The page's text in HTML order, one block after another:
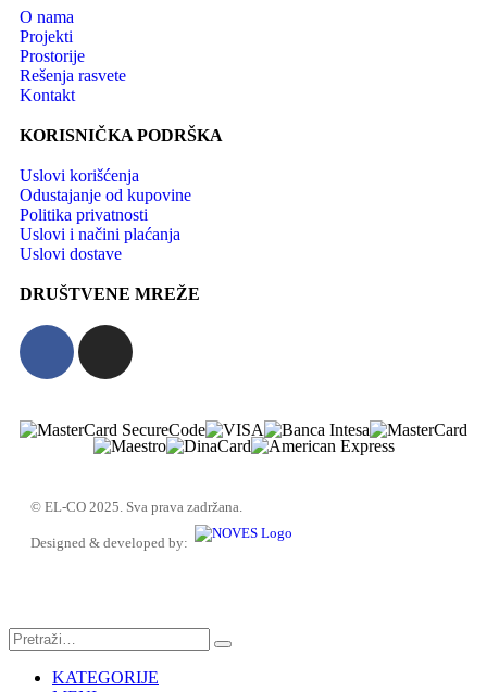
O nama
Projekti
Prostorije
Rešenja rasvete
Kontakt
KORISNIČKA PODRŠKA
Uslovi korišćenja
Odustajanje od kupovine
Politika privatnosti
Uslovi i načini plaćanja
Uslovi dostave
DRUŠTVENE MREŽE
© EL-CO 2025. Sva prava zadržana.
Designed & developed by:
KATEGORIJE